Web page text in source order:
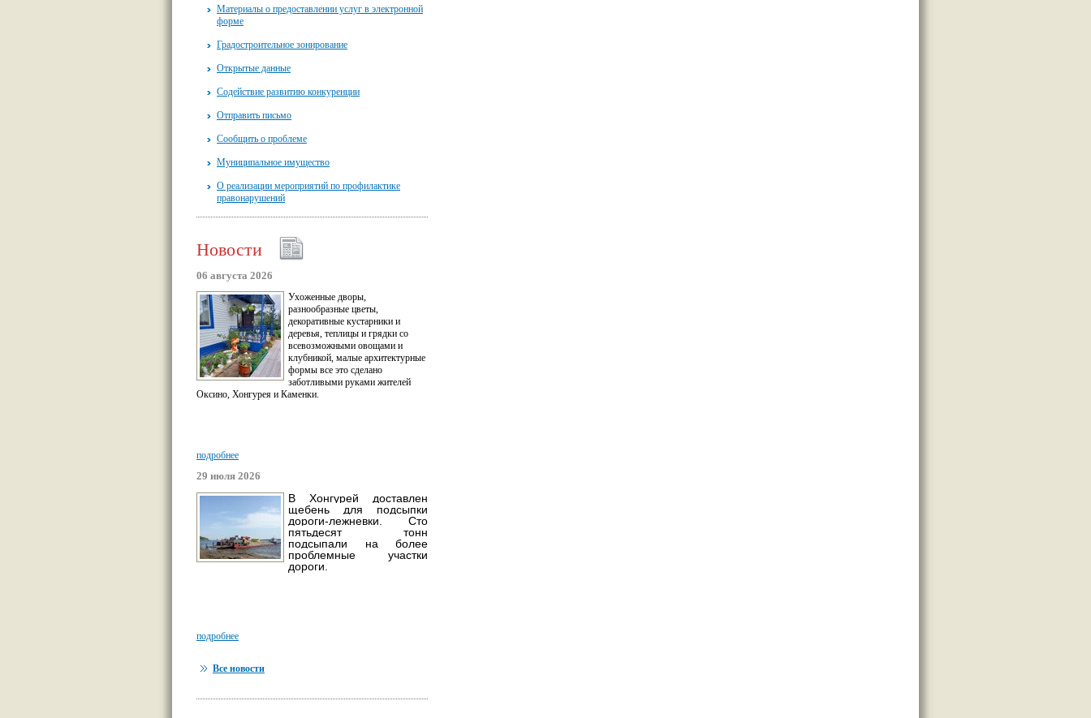
Материалы о предоставлении услуг в электронной
форме
Градостроительное зонирование
Открытые данные
Содействие развитию конкуренции
Отправить письмо
Сообщить о проблеме
Муниципальное имущество
О реализации мероприятий по профилактике
правонарушений
Новости
06 августа 2026
Ухоженные дворы,
разнообразные цветы,
декоративные кустарники и
деревья, теплицы и грядки со
всевозможными овощами и
клубникой, малые архитектурные
формы все это сделано
заботливыми руками жителей
Оксино, Хонгурея и Каменки.
подробнее
29 июля 2026
В Хонгурей доставлен
щебень для подсыпки
дороги-лежневки. Сто
пятьдесят тонн
подсыпали на более
проблемные участки
дороги.
подробнее
Все новости